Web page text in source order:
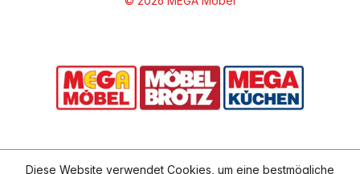
Diese Website verwendet Cookies, um eine bestmögliche